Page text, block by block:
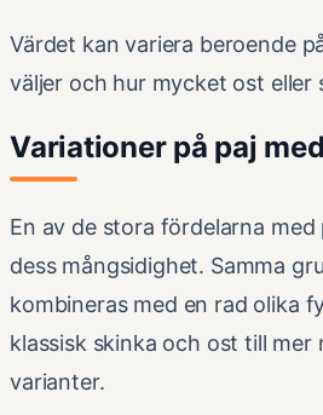
Värdet kan variera beroende
väljer och hur mycket ost eller
Variationer på paj
En av de stora fördelarna
dess mångsidighet. Samma
kombineras med en rad olika
klassisk skinka och ost till mer
varianter.